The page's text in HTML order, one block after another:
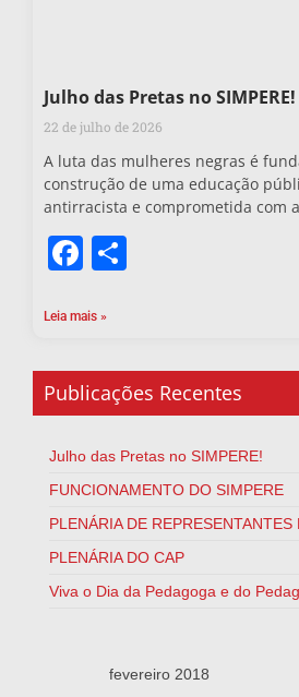
Julho das Pretas no SIMPERE!
22 de julho de 2026
A luta das mulheres negras é
construção de uma educação
antirracista e comprometida com a
Facebook
Leia mais »
Publicações Recentes
Julho das Pretas no SIMPERE!
FUNCIONAMENTO DO SIMPERE
PLENÁRIA DE REPRESENTANTES
PLENÁRIA DO CAP
Viva o Dia da Pedagoga e do
fevereiro 2018